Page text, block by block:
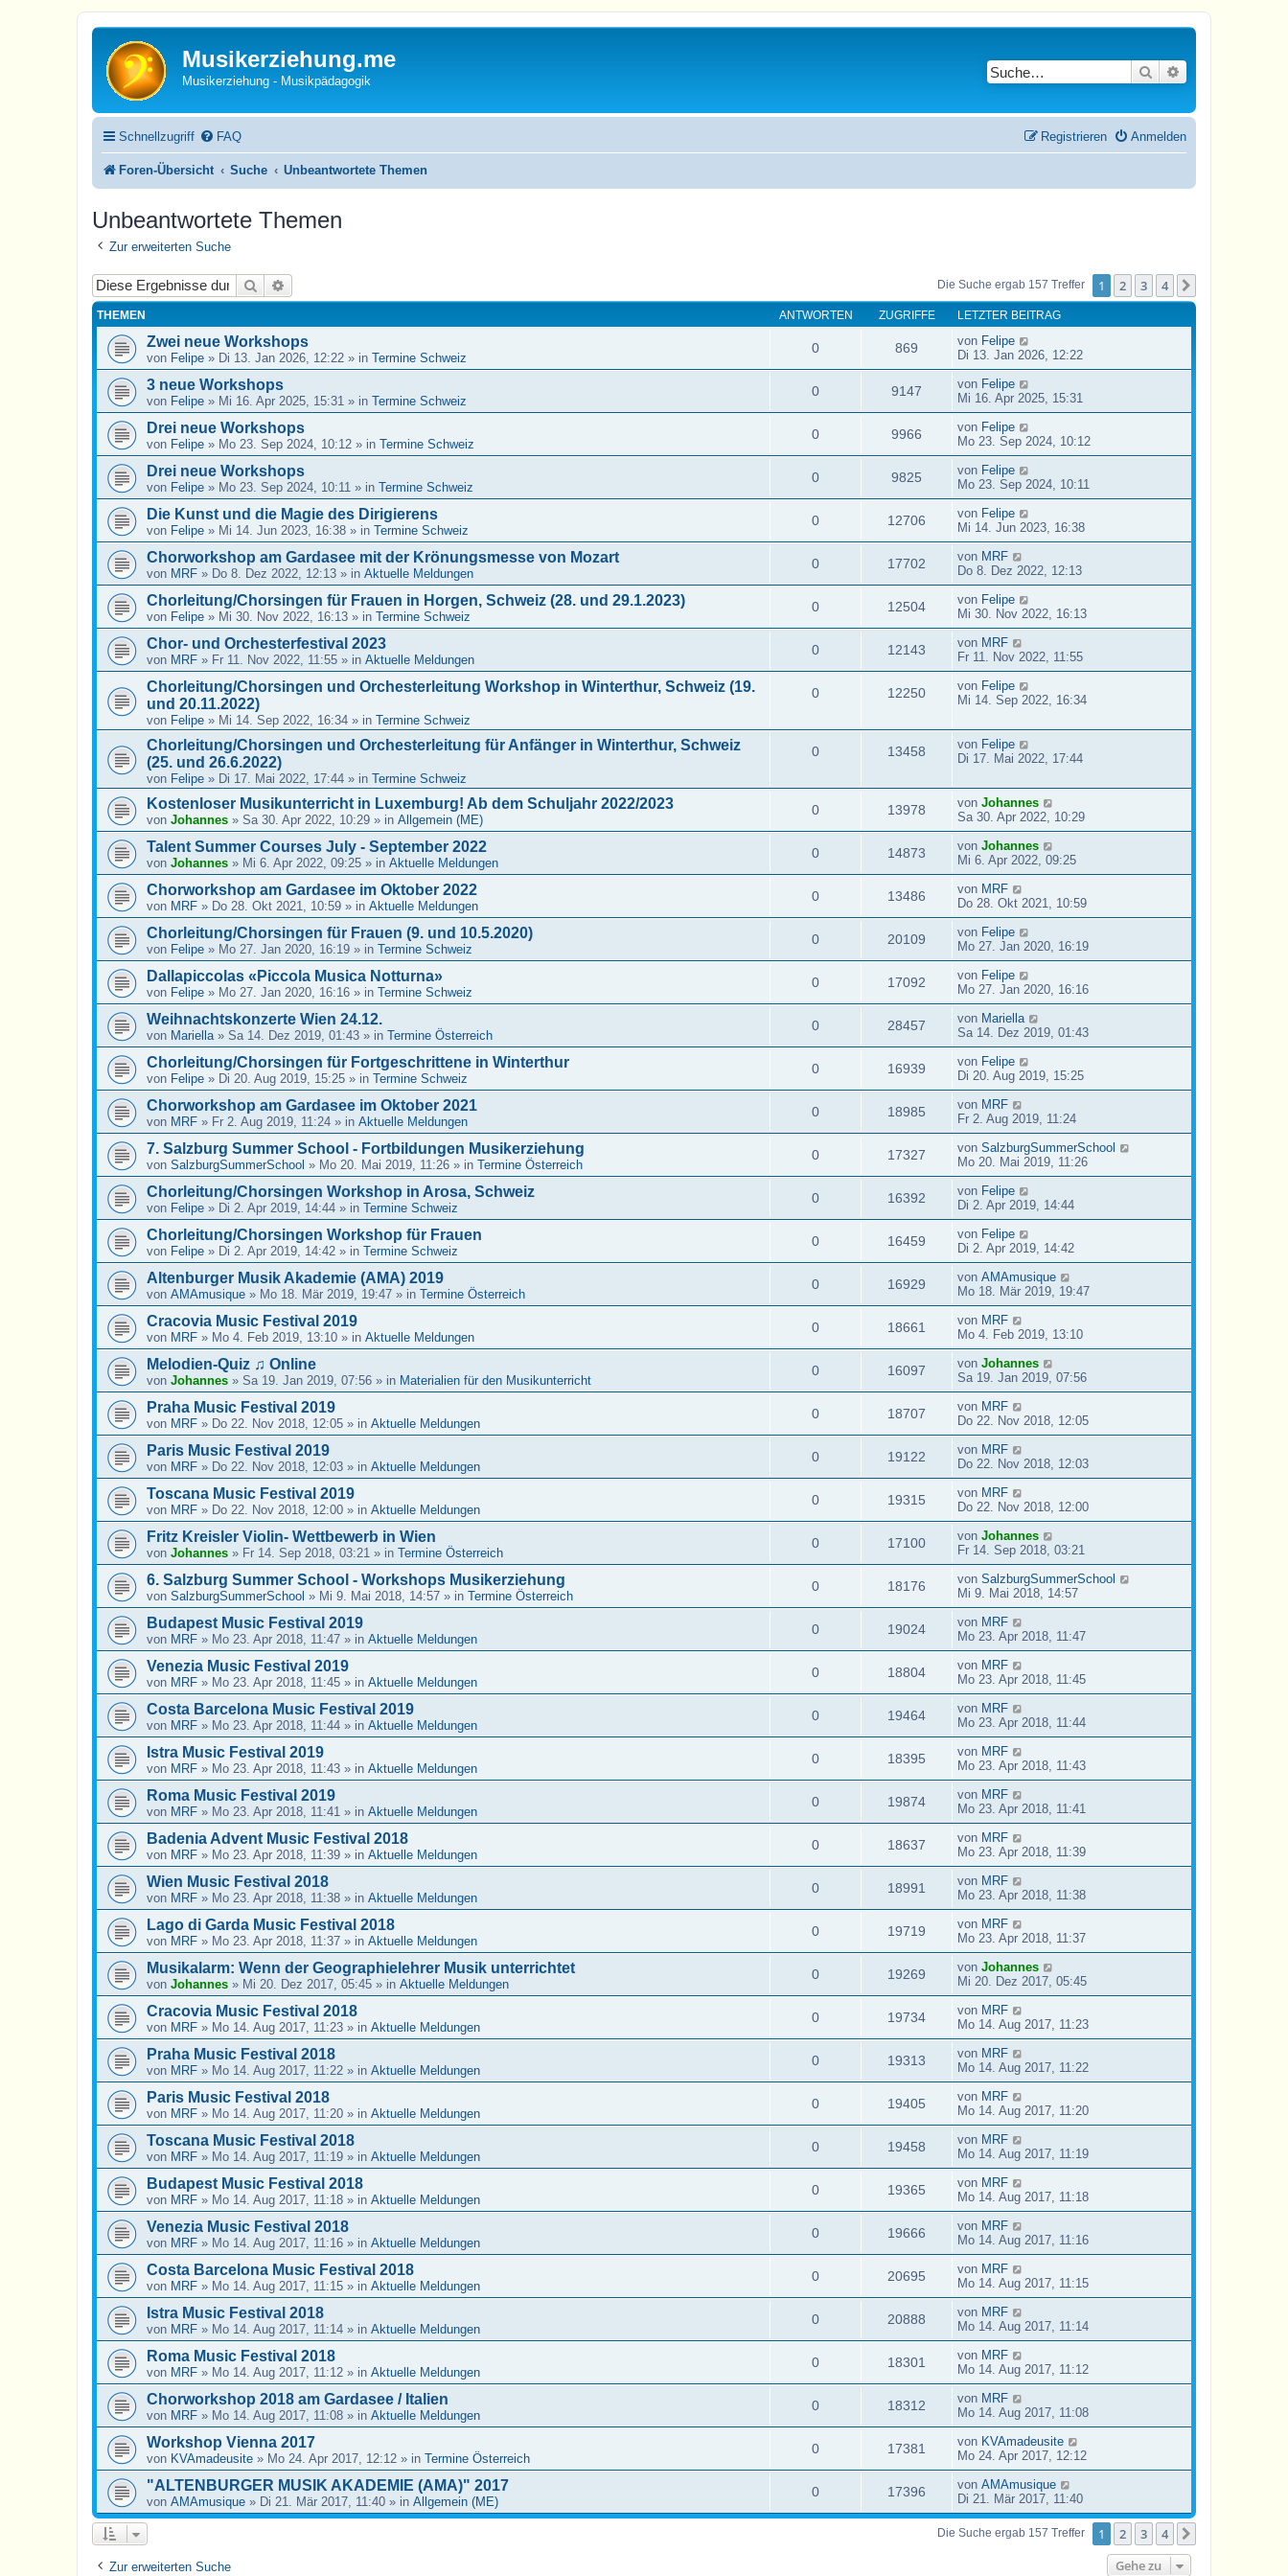
Musikerziehung.me
Musikerziehung - Musikpädagogik
Suche
Schnellzugriff FAQ Anmelden
Registrieren
Foren-Übersicht Suche Unbeantwortete Themen
Unbeantwortete Themen
Zur erweiterten Suche
Suche Die Suche ergab 157 Treffer 1 2 3 4
THEMEN ANTWORTEN ZUGRIFFE LETZTER BEITRAG
Zwei neue Workshops
von Felipe » Di 13. Jan 2026, 12:22 » in Termine Schweiz
0 869 von Felipe
Di 13. Jan 2026, 12:22
3 neue Workshops
von Felipe » Mi 16. Apr 2025, 15:31 » in Termine Schweiz
0 9147 von Felipe
Mi 16. Apr 2025, 15:31
Drei neue Workshops
von Felipe » Mo 23. Sep 2024, 10:12 » in Termine Schweiz
0 9966 von Felipe
Mo 23. Sep 2024, 10:12
Drei neue Workshops
von Felipe » Mo 23. Sep 2024, 10:11 » in Termine Schweiz
0 9825 von Felipe
Mo 23. Sep 2024, 10:11
Die Kunst und die Magie des Dirigierens
von Felipe » Mi 14. Jun 2023, 16:38 » in Termine Schweiz
0 12706 von Felipe
Mi 14. Jun 2023, 16:38
Chorworkshop am Gardasee mit der Krönungsmesse von Mozart
von MRF » Do 8. Dez 2022, 12:13 » in Aktuelle Meldungen
0 17702 von MRF
Do 8. Dez 2022, 12:13
Chorleitung/Chorsingen für Frauen in Horgen, Schweiz (28. und 29.1.2023)
von Felipe » Mi 30. Nov 2022, 16:13 » in Termine Schweiz
0 12504 von Felipe
Mi 30. Nov 2022, 16:13
Chor- und Orchesterfestival 2023
von MRF » Fr 11. Nov 2022, 11:55 » in Aktuelle Meldungen
0 12143 von MRF
Fr 11. Nov 2022, 11:55
Chorleitung/Chorsingen und Orchesterleitung Workshop in Winterthur, Schweiz (19.
und 20.11.2022)
von Felipe » Mi 14. Sep 2022, 16:34 » in Termine Schweiz
0 12250 von Felipe
Mi 14. Sep 2022, 16:34
Chorleitung/Chorsingen und Orchesterleitung für Anfänger in Winterthur, Schweiz
(25. und 26.6.2022)
von Felipe » Di 17. Mai 2022, 17:44 » in Termine Schweiz
0 13458 von Felipe
Di 17. Mai 2022, 17:44
Kostenloser Musikunterricht in Luxemburg! Ab dem Schuljahr 2022/2023
von Johannes » Sa 30. Apr 2022, 10:29 » in Allgemein (ME)
0 13978 von Johannes
Sa 30. Apr 2022, 10:29
Talent Summer Courses July - September 2022
von Johannes » Mi 6. Apr 2022, 09:25 » in Aktuelle Meldungen
0 14873 von Johannes
Mi 6. Apr 2022, 09:25
Chorworkshop am Gardasee im Oktober 2022
von MRF » Do 28. Okt 2021, 10:59 » in Aktuelle Meldungen
0 13486 von MRF
Do 28. Okt 2021, 10:59
Chorleitung/Chorsingen für Frauen (9. und 10.5.2020)
von Felipe » Mo 27. Jan 2020, 16:19 » in Termine Schweiz
0 20109 von Felipe
Mo 27. Jan 2020, 16:19
Dallapiccolas «Piccola Musica Notturna»
von Felipe » Mo 27. Jan 2020, 16:16 » in Termine Schweiz
0 17092 von Felipe
Mo 27. Jan 2020, 16:16
Weihnachtskonzerte Wien 24.12.
von Mariella » Sa 14. Dez 2019, 01:43 » in Termine Österreich
0 28457 von Mariella
Sa 14. Dez 2019, 01:43
Chorleitung/Chorsingen für Fortgeschrittene in Winterthur
von Felipe » Di 20. Aug 2019, 15:25 » in Termine Schweiz
0 16939 von Felipe
Di 20. Aug 2019, 15:25
Chorworkshop am Gardasee im Oktober 2021
von MRF » Fr 2. Aug 2019, 11:24 » in Aktuelle Meldungen
0 18985 von MRF
Fr 2. Aug 2019, 11:24
7. Salzburg Summer School - Fortbildungen Musikerziehung
von SalzburgSummerSchool » Mo 20. Mai 2019, 11:26 » in Termine Österreich
0 17327 von SalzburgSummerSchool
Mo 20. Mai 2019, 11:26
Chorleitung/Chorsingen Workshop in Arosa, Schweiz
von Felipe » Di 2. Apr 2019, 14:44 » in Termine Schweiz
0 16392 von Felipe
Di 2. Apr 2019, 14:44
Chorleitung/Chorsingen Workshop für Frauen
von Felipe » Di 2. Apr 2019, 14:42 » in Termine Schweiz
0 16459 von Felipe
Di 2. Apr 2019, 14:42
Altenburger Musik Akademie (AMA) 2019
von AMAmusique » Mo 18. Mär 2019, 19:47 » in Termine Österreich
0 16929 von AMAmusique
Mo 18. Mär 2019, 19:47
Cracovia Music Festival 2019
von MRF » Mo 4. Feb 2019, 13:10 » in Aktuelle Meldungen
0 18661 von MRF
Mo 4. Feb 2019, 13:10
Melodien-Quiz ♫ Online
von Johannes » Sa 19. Jan 2019, 07:56 » in Materialien für den Musikunterricht
0 16097 von Johannes
Sa 19. Jan 2019, 07:56
Praha Music Festival 2019
von MRF » Do 22. Nov 2018, 12:05 » in Aktuelle Meldungen
0 18707 von MRF
Do 22. Nov 2018, 12:05
Paris Music Festival 2019
von MRF » Do 22. Nov 2018, 12:03 » in Aktuelle Meldungen
0 19122 von MRF
Do 22. Nov 2018, 12:03
Toscana Music Festival 2019
von MRF » Do 22. Nov 2018, 12:00 » in Aktuelle Meldungen
0 19315 von MRF
Do 22. Nov 2018, 12:00
Fritz Kreisler Violin- Wettbewerb in Wien
von Johannes » Fr 14. Sep 2018, 03:21 » in Termine Österreich
0 17100 von Johannes
Fr 14. Sep 2018, 03:21
6. Salzburg Summer School - Workshops Musikerziehung
von SalzburgSummerSchool » Mi 9. Mai 2018, 14:57 » in Termine Österreich
0 18176 von SalzburgSummerSchool
Mi 9. Mai 2018, 14:57
Budapest Music Festival 2019
von MRF » Mo 23. Apr 2018, 11:47 » in Aktuelle Meldungen
0 19024 von MRF
Mo 23. Apr 2018, 11:47
Venezia Music Festival 2019
von MRF » Mo 23. Apr 2018, 11:45 » in Aktuelle Meldungen
0 18804 von MRF
Mo 23. Apr 2018, 11:45
Costa Barcelona Music Festival 2019
von MRF » Mo 23. Apr 2018, 11:44 » in Aktuelle Meldungen
0 19464 von MRF
Mo 23. Apr 2018, 11:44
Istra Music Festival 2019
von MRF » Mo 23. Apr 2018, 11:43 » in Aktuelle Meldungen
0 18395 von MRF
Mo 23. Apr 2018, 11:43
Roma Music Festival 2019
von MRF » Mo 23. Apr 2018, 11:41 » in Aktuelle Meldungen
0 19874 von MRF
Mo 23. Apr 2018, 11:41
Badenia Advent Music Festival 2018
von MRF » Mo 23. Apr 2018, 11:39 » in Aktuelle Meldungen
0 18637 von MRF
Mo 23. Apr 2018, 11:39
Wien Music Festival 2018
von MRF » Mo 23. Apr 2018, 11:38 » in Aktuelle Meldungen
0 18991 von MRF
Mo 23. Apr 2018, 11:38
Lago di Garda Music Festival 2018
von MRF » Mo 23. Apr 2018, 11:37 » in Aktuelle Meldungen
0 19719 von MRF
Mo 23. Apr 2018, 11:37
Musikalarm: Wenn der Geographielehrer Musik unterrichtet
von Johannes » Mi 20. Dez 2017, 05:45 » in Aktuelle Meldungen
0 19269 von Johannes
Mi 20. Dez 2017, 05:45
Cracovia Music Festival 2018
von MRF » Mo 14. Aug 2017, 11:23 » in Aktuelle Meldungen
0 19734 von MRF
Mo 14. Aug 2017, 11:23
Praha Music Festival 2018
von MRF » Mo 14. Aug 2017, 11:22 » in Aktuelle Meldungen
0 19313 von MRF
Mo 14. Aug 2017, 11:22
Paris Music Festival 2018
von MRF » Mo 14. Aug 2017, 11:20 » in Aktuelle Meldungen
0 19405 von MRF
Mo 14. Aug 2017, 11:20
Toscana Music Festival 2018
von MRF » Mo 14. Aug 2017, 11:19 » in Aktuelle Meldungen
0 19458 von MRF
Mo 14. Aug 2017, 11:19
Budapest Music Festival 2018
von MRF » Mo 14. Aug 2017, 11:18 » in Aktuelle Meldungen
0 19365 von MRF
Mo 14. Aug 2017, 11:18
Venezia Music Festival 2018
von MRF » Mo 14. Aug 2017, 11:16 » in Aktuelle Meldungen
0 19666 von MRF
Mo 14. Aug 2017, 11:16
Costa Barcelona Music Festival 2018
von MRF » Mo 14. Aug 2017, 11:15 » in Aktuelle Meldungen
0 20695 von MRF
Mo 14. Aug 2017, 11:15
Istra Music Festival 2018
von MRF » Mo 14. Aug 2017, 11:14 » in Aktuelle Meldungen
0 20888 von MRF
Mo 14. Aug 2017, 11:14
Roma Music Festival 2018
von MRF » Mo 14. Aug 2017, 11:12 » in Aktuelle Meldungen
0 18301 von MRF
Mo 14. Aug 2017, 11:12
Chorworkshop 2018 am Gardasee / Italien
von MRF » Mo 14. Aug 2017, 11:08 » in Aktuelle Meldungen
0 18312 von MRF
Mo 14. Aug 2017, 11:08
Workshop Vienna 2017
von KVAmadeusite » Mo 24. Apr 2017, 12:12 » in Termine Österreich
0 17381 von KVAmadeusite
Mo 24. Apr 2017, 12:12
"ALTENBURGER MUSIK AKADEMIE (AMA)" 2017
von AMAmusique » Di 21. Mär 2017, 11:40 » in Allgemein (ME)
0 17396 von AMAmusique
Di 21. Mär 2017, 11:40
Die Suche ergab 157 Treffer 1 2 3 4
Zur erweiterten Suche Gehe zu